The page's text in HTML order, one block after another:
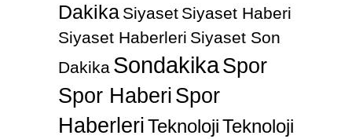
Dakika Siyaset Siyaset Haberi
Siyaset Haberleri Siyaset Son
Dakika SondakikaSpor
Spor Haberi Spor
HaberleriTeknolojiTeknoloji